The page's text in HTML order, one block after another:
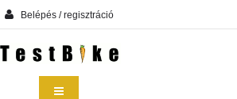
Belépés / regisztráció